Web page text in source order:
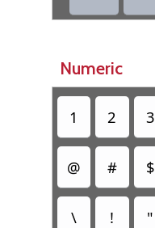
Numeric
1 2 3
@ # $
\ ! "